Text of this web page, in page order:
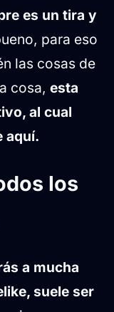
es un tira y
para eso
las cosas de
cosa, esta
al cual
aquí.
los
a mucha
suele ser